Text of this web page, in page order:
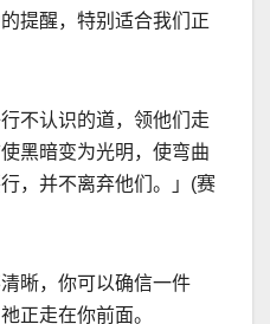
提醒，特别适合我们正
不认识的道，领他们走
黑暗变为光明，使弯曲
，并不离弃他们。」 (赛
晰，你可以确信一件
正走在你前面。